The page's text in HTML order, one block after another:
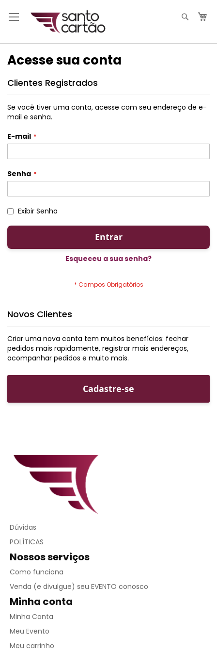
Acesse sua conta
Clientes Registrados
Se você tiver uma conta, acesse com seu endereço de e-
mail e senha.
E-mail
Senha
Exibir Senha
Entrar
Esqueceu a sua senha?
Novos Clientes
Criar uma nova conta tem muitos benefícios: fechar
pedidos mais rapidamente, registrar mais endereços,
acompanhar pedidos e muito mais.
Cadastre-se
Dúvidas
POLÍTICAS
Nossos serviços
Como funciona
Venda (e divulgue) seu EVENTO conosco
Minha conta
Minha Conta
Meu Evento
Meu carrinho